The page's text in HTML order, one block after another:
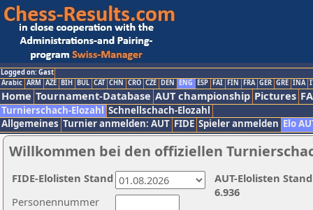
Logged on: Gast
Arabic ARM AZE BIH BUL CAT CHN CRO CZE DEN ENG ESP FAI FIN FRA GER GRE INA
Home Tournament-Database AUT championship Pictures
Turnierschach-Elozahl Schnellschach-Elozahl
Allgemeines Turnier anmelden: AUT FIDE Spieler anmelden Elo
Willkommen bei den offiziellen
Personennummer
AUT-Elolisten
6.936
FIDE-Elolisten Stand